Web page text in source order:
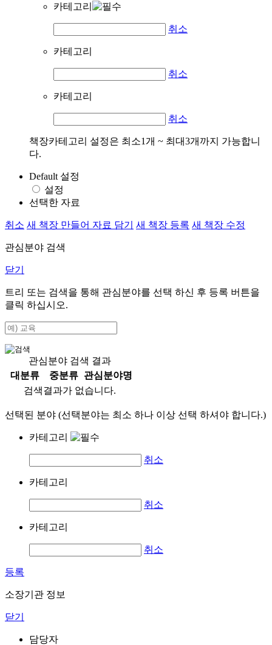
카테고리
취소
카테고리
취소
카테고리
취소
책장카테고리 설정은 최소1개 ~ 최대3개까지 가능합니
다.
Default 설정
설정
선택한 자료
취소 새 책장 만들어 자료 담기 새 책장 등록 새 책장 수정
관심분야 검색
닫기
트리 또는 검색을 통해 관심분야를 선택 하신 후 등록 버튼을
클릭 하십시오.
관심분야 검색 결과
대분류
중분류
관심분야명
검색결과가 없습니다.
선택된 분야 (선택분야는 최소 하나 이상 선택 하셔야 합니다.)
카테고리
취소
카테고리
취소
카테고리
취소
등록
소장기관 정보
닫기
담당자